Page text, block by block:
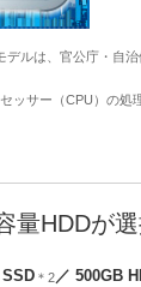
デルは、官公庁・自
ッサー（CPU）の処
量HDDが
SSD ＊2／ 500GB